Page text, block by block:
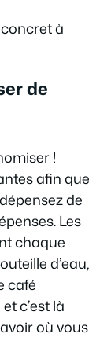
à
de
!
afin que
de
Les
chaque
d’eau,
café
c’est là
où vous